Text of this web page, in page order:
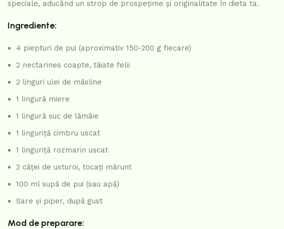
speciale, aducând un strop de prospețime și originalitate în dieta ta.
Ingrediente:
4 piepturi de pui (aproximativ 150-200 g fiecare)
2 nectarines coapte, tăiate felii
2 linguri ulei de măsline
1 lingură miere
1 lingură suc de lămâie
1 linguriță cimbru uscat
1 linguriță rozmarin uscat
2 căței de usturoi, tocați mărunt
100 ml supă de pui (sau apă)
Sare și piper, după gust
Mod de preparare: